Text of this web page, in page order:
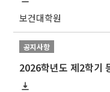
보건대학원
공지사항